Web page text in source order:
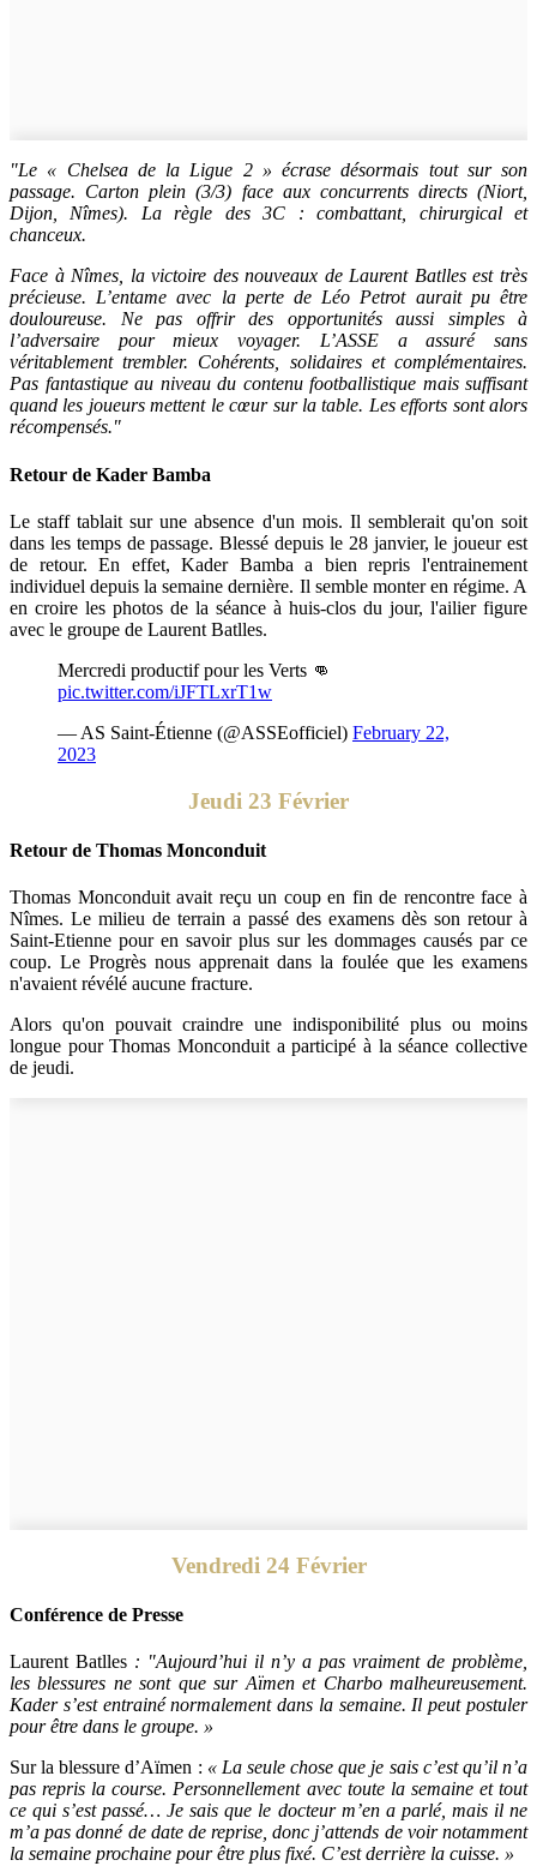
"Le « Chelsea de la Ligue 2 » écrase désormais tout sur son
passage. Carton plein (3/3) face aux concurrents directs (Niort,
Dijon, Nîmes). La règle des 3C : combattant, chirurgical et
chanceux.
Face à Nîmes, la victoire des nouveaux de Laurent Batlles est très
précieuse. L’entame avec la perte de Léo Petrot aurait pu être
douloureuse. Ne pas offrir des opportunités aussi simples à
l’adversaire pour mieux voyager. L’ASSE a assuré sans
véritablement trembler. Cohérents, solidaires et complémentaires.
Pas fantastique au niveau du contenu footballistique mais suffisant
quand les joueurs mettent le cœur sur la table. Les efforts sont alors
récompensés."
Retour de Kader Bamba
Le staff tablait sur une absence d'un mois. Il semblerait qu'on soit
dans les temps de passage. Blessé depuis le 28 janvier, le joueur est
de retour. En effet, Kader Bamba a bien repris l'entrainement
individuel depuis la semaine dernière. Il semble monter en régime. A
en croire les photos de la séance à huis-clos du jour, l'ailier figure
avec le groupe de Laurent Batlles.
Mercredi productif pour les Verts 👊
pic.twitter.com/iJFTLxrT1w
— AS Saint-Étienne (@ASSEofficiel) February 22,
2023
Jeudi 23 Février
Retour de Thomas Monconduit
Thomas Monconduit avait reçu un coup en fin de rencontre face à
Nîmes. Le milieu de terrain a passé des examens dès son retour à
Saint-Etienne pour en savoir plus sur les dommages causés par ce
coup. Le Progrès nous apprenait dans la foulée que les examens
n'avaient révélé aucune fracture.
Alors qu'on pouvait craindre une indisponibilité plus ou moins
longue pour Thomas Monconduit a participé à la séance collective
de jeudi.
Vendredi 24 Février
Conférence de Presse
Laurent Batlles : "Aujourd’hui il n’y a pas vraiment de problème,
les blessures ne sont que sur Aïmen et Charbo malheureusement.
Kader s’est entrainé normalement dans la semaine. Il peut postuler
pour être dans le groupe. »
Sur la blessure d’Aïmen : « La seule chose que je sais c’est qu’il n’a
pas repris la course. Personnellement avec toute la semaine et tout
ce qui s’est passé… Je sais que le docteur m’en a parlé, mais il ne
m’a pas donné de date de reprise, donc j’attends de voir notamment
la semaine prochaine pour être plus fixé. C’est derrière la cuisse. »